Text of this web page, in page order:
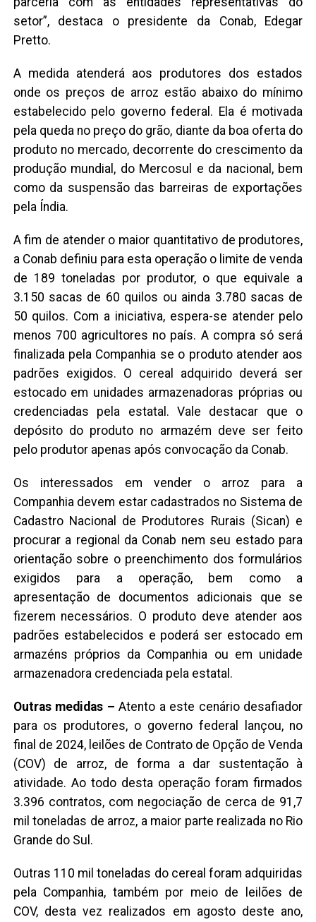
setor”, destaca o presidente da Conab, Edegar
Pretto.
A medida atenderá aos produtores dos estados
onde os preços de arroz estão abaixo do mínimo
estabelecido pelo governo federal. Ela é motivada
pela queda no preço do grão, diante da boa oferta do
produto no mercado, decorrente do crescimento da
produção mundial, do Mercosul e da nacional, bem
como da suspensão das barreiras de exportações
pela Índia.
A fim de atender o maior quantitativo de produtores,
a Conab definiu para esta operação o limite de venda
de 189 toneladas por produtor, o que equivale a
3.150 sacas de 60 quilos ou ainda 3.780 sacas de
50 quilos. Com a iniciativa, espera-se atender pelo
menos 700 agricultores no país. A compra só será
finalizada pela Companhia se o produto atender aos
padrões exigidos. O cereal adquirido deverá ser
estocado em unidades armazenadoras próprias ou
credenciadas pela estatal. Vale destacar que o
depósito do produto no armazém deve ser feito
pelo produtor apenas após convocação da Conab.
Os interessados em vender o arroz para a
Companhia devem estar cadastrados no Sistema de
Cadastro Nacional de Produtores Rurais (Sican) e
procurar a regional da Conab nem seu estado para
orientação sobre o preenchimento dos formulários
exigidos para a operação, bem como a
apresentação de documentos adicionais que se
fizerem necessários. O produto deve atender aos
padrões estabelecidos e poderá ser estocado em
armazéns próprios da Companhia ou em unidade
armazenadora credenciada pela estatal.
Outras medidas – Atento a este cenário desafiador
para os produtores, o governo federal lançou, no
final de 2024, leilões de Contrato de Opção de Venda
(COV) de arroz, de forma a dar sustentação à
atividade. Ao todo desta operação foram firmados
3.396 contratos, com negociação de cerca de 91,7
mil toneladas de arroz, a maior parte realizada no Rio
Grande do Sul.
Outras 110 mil toneladas do cereal foram adquiridas
pela Companhia, também por meio de leilões de
COV, desta vez realizados em agosto deste ano,